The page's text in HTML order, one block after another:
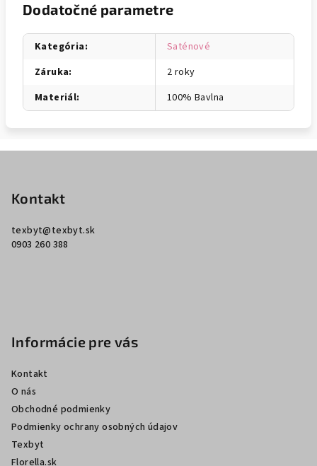
Dodatočné parametre
Kategória:
Saténové
Záruka:
2 roky
Materiál: 100% Bavlna
Kontakt
texbyt@texbyt.sk
0903 260 388
Informácie pre vás
Kontakt
O nás
Obchodné podmienky
Podmienky ochrany osobných údajov
Texbyt
Florella.sk